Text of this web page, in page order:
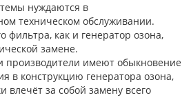
нуждаются в
техническом обслуживании.
фильтра, как и генератор озона,
замене.
производители имеют обыкновение
в конструкцию генератора озона,
влечёт за собой замену всего